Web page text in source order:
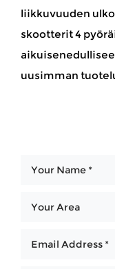
liikkuvuuden
skootterit 4
uusimman